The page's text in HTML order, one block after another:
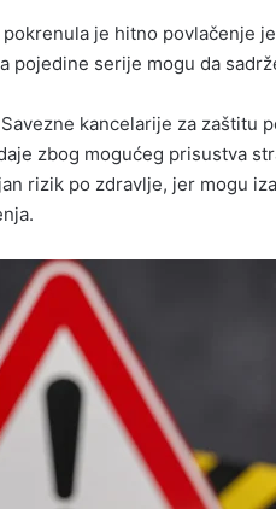
je hitno povlačenje
pojedine serije mogu da
kancelarije za zaštitu
zbog mogućeg prisustva
rizik po zdravlje, jer mogu